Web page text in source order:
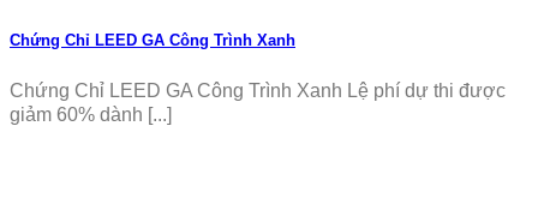
Chứng Chỉ LEED GA Công Trình Xanh
Chứng Chỉ LEED GA Công Trình Xanh Lệ phí dự thi được
giảm 60% dành [...]